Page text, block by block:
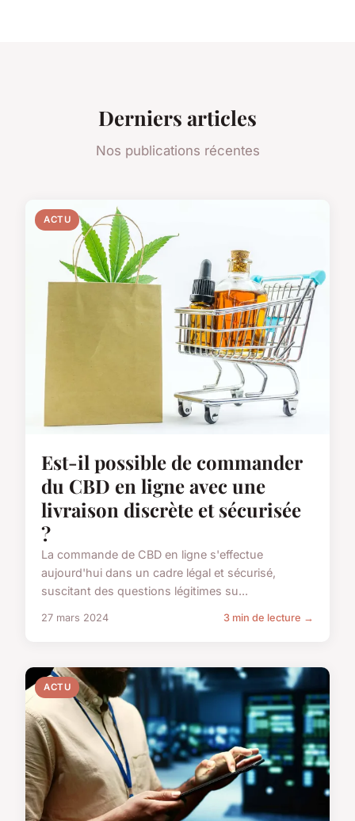
Derniers articles
Nos publications récentes
ACTU
Est-il possible de commander
du CBD en ligne avec une
livraison discrète et sécurisée
?
La commande de CBD en ligne s'effectue
aujourd'hui dans un cadre légal et sécurisé,
suscitant des questions légitimes su...
27 mars 2024 3 min de lecture →
ACTU